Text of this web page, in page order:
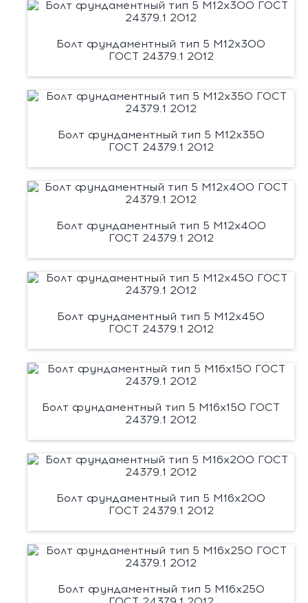
Болт фундаментный тип 5 М12х300
ГОСТ 24379.1 2012
Болт фундаментный тип 5 М12х350
ГОСТ 24379.1 2012
Болт фундаментный тип 5 М12х400
ГОСТ 24379.1 2012
Болт фундаментный тип 5 М12х450
ГОСТ 24379.1 2012
Болт фундаментный тип 5 М16х150 ГОСТ
24379.1 2012
Болт фундаментный тип 5 М16х200
ГОСТ 24379.1 2012
Болт фундаментный тип 5 М16х250